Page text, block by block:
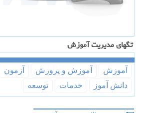
تگهای مدیریت آموزش
آموزش آموزش و پرورش آزمون
دانش آموز
خدمات توسعه